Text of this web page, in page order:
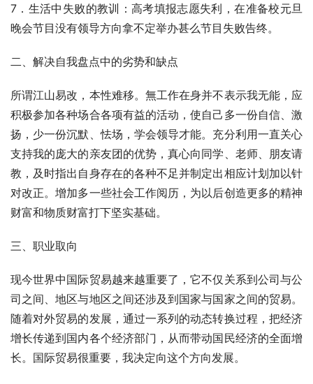
7．生活中失败的教训：高考填报志愿失利，在准备校元旦
晚会节目没有领导方向拿不定举办甚么节目失败告终。
二、解决自我盘点中的劣势和缺点
所谓江山易改，本性难移。無工作在身并不表示我无能，应
积极参加各种场合各项有益的活动，使自己多一份自信、激
扬，少一份沉默、怯场，学会领导才能。充分利用一直关心
支持我的庞大的亲友团的优势，真心向同学、老师、朋友请
教，及时指出自身存在的各种不足并制定出相应计划加以针
对改正。增加多一些社会工作阅历，为以后创造更多的精神
财富和物质财富打下坚实基础。
三、职业取向
现今世界中国际贸易越来越重要了，它不仅关系到公司与公
司之间、地区与地区之间还涉及到国家与国家之间的贸易。
随着对外贸易的发展，通过一系列的动态转换过程，把经济
增长传递到国内各个经济部门，从而带动国民经济的全面增
长。国际贸易很重要，我决定向这个方向发展。